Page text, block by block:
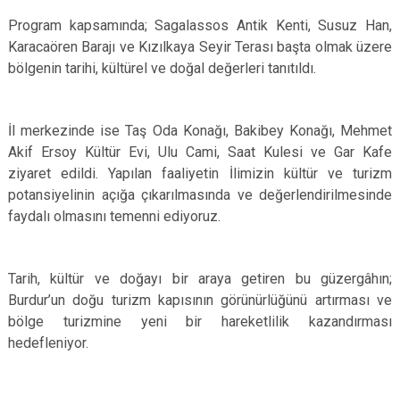
Program kapsamında; Sagalassos Antik Kenti, Susuz Han,
Karacaören Barajı ve Kızılkaya Seyir Terası başta olmak üzere
bölgenin tarihi, kültürel ve doğal değerleri tanıtıldı.
İl merkezinde ise Taş Oda Konağı, Bakibey Konağı, Mehmet
Akif Ersoy Kültür Evi, Ulu Cami, Saat Kulesi ve Gar Kafe
ziyaret edildi. Yapılan faaliyetin İlimizin kültür ve turizm
potansiyelinin açığa çıkarılmasında ve değerlendirilmesinde
faydalı olmasını temenni ediyoruz.
Tarih, kültür ve doğayı bir araya getiren bu güzergâhın;
Burdur’un doğu turizm kapısının görünürlüğünü artırması ve
bölge turizmine yeni bir hareketlilik kazandırması
hedefleniyor.